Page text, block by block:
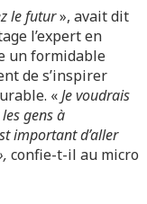
le futur», avait dit
l’expert en
un formidable
de s’inspirer
«Je voudrais
gens à
important d’aller
confie-t-il au micro